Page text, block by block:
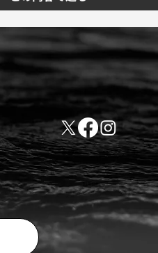
​会社概要
​利用規約